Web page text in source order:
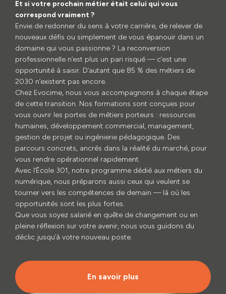
Et si votre prochain métier était celui qui vous
correspond vraiment ?
Envie de redonner du sens à votre carrière, de relever de
nouveaux défis ou simplement de vous épanouir dans un
domaine qui vous passionne ? La reconversion
professionnelle n’est plus un pari risqué — c’est une
opportunité à saisir. D’autant que 85 % des métiers de
2030 n’existent pas encore.
Chez Evocime, nous vous accompagnons à chaque étape
de cette transition. Nos formations sont conçues pour
vous ouvrir les portes de métiers porteurs : ressources
humaines, développement commercial, management,
gestion de projet ou ingénierie pédagogique. Des
parcours concrets, ancrés dans la réalité du marché, pour
vous rendre opérationnel rapidement.
Avec l’École 301, notre programme dédié aux métiers du
numérique, nous préparons aussi ceux qui veulent se
tourner vers les compétences de demain — là où les
opportunités sont les plus fortes.
Que vous soyez salarié en quête de changement ou en
pleine réflexion sur votre avenir, nous vous guidons du
déclic jusqu’à votre nouveau poste.
En savoir plus